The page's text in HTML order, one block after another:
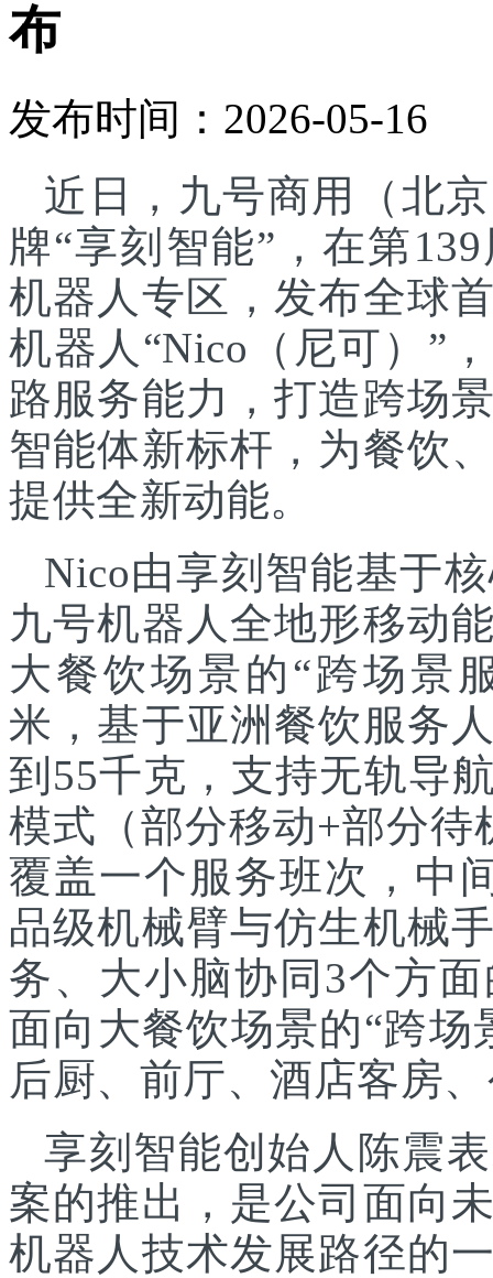
布
发布时间：2026-05-16
近日，九号商用（北
牌“享刻智能”，在第
机器人专区，发布全球
机器人“Nico（尼可）”
路服务能力，打造跨场
智能体新标杆，为餐饮
提供全新动能。
Nico由享刻智能基于
九号机器人全地形移动
大餐饮场景的“跨场景
米，基于亚洲餐饮服务
到55千克，支持无轨导
模式（部分移动+部分待
覆盖一个服务班次，中
品级机械臂与仿生机械
务、大小脑协同3个方
面向大餐饮场景的“跨
后厨、前厅、酒店客房
享刻智能创始人陈震
案的推出，是公司面向
机器人技术发展路径的